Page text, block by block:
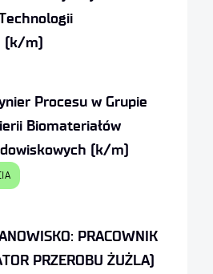
(k/m)
Procesu w Grupie
Biomateriałów
(k/m)
PRACOWNIK
PRZEROBU ŻUŻLA)